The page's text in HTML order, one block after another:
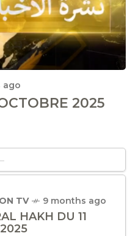
ago
2025
TV 9 months ago
HAKH DU 11